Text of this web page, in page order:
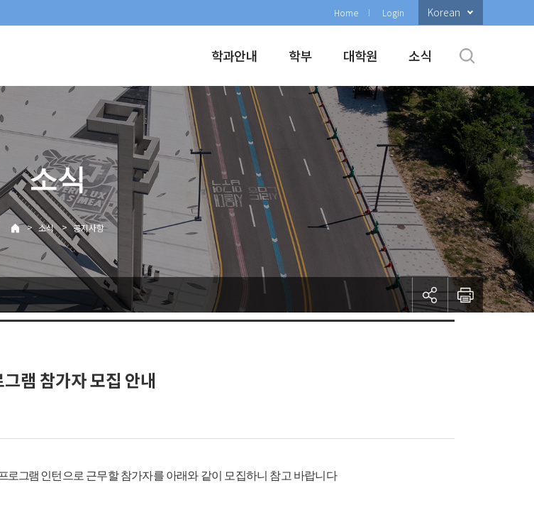
Home Login Korean
학과안내 학부 대학원 소식
소식
> 소식 > 공지사항
램 참가자 모집 안내
로그램 인턴으로 근무할 참가자를 아래와 같이 모집하니 참고 바랍니다